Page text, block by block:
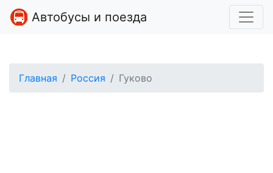
Автобусы и поезда
Главная Россия Гуково